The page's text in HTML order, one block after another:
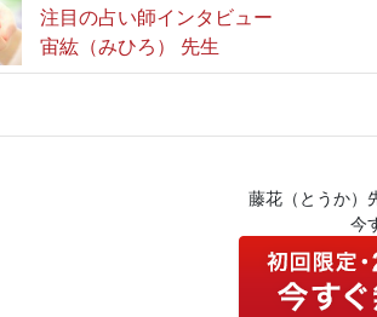
注目の占い師インタビュー
宙紘（みひろ） 先生
藤花（とうか）
今